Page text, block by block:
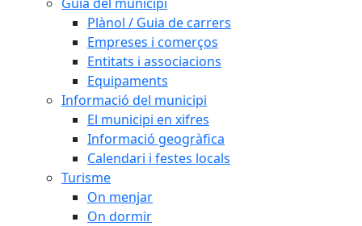
Plànol / Guia de carrers
Empreses i comerços
Entitats i associacions
Equipaments
Informació del municipi
El municipi en xifres
Informació geogràfica
Calendari i festes locals
Turisme
On menjar
On dormir